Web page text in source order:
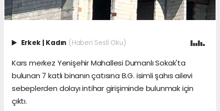
Erkek | Kadın (Haberi Sesli Oku)
Kars merkez Yenişehir Mahallesi Dumanlı Sokak'ta
bulunan 7 katlı binanın çatısına B.G. isimli şahıs ailevi
sebeplerden dolayı intihar girişiminde bulunmak için
çıktı.